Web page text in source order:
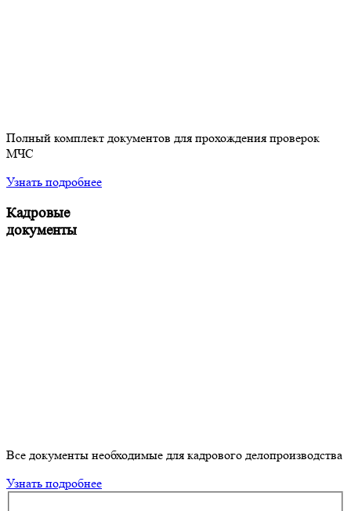
Полный комплект документов для прохождения проверок
МЧС
Узнать подробнее
Кадровые
документы
Все документы необходимые для кадрового делопроизводства
Узнать подробнее